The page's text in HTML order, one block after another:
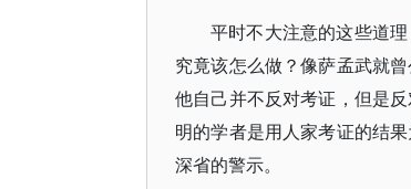
平时不大注意的这些道
究竟该怎么做？像萨孟武就
他自己并不反对考证，但是
明的学者是用人家考证的结
深省的警示。